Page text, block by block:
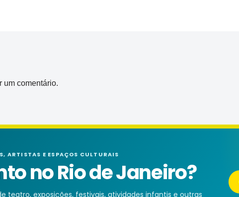
um comentário.
ARTISTAS E ESPAÇOS CULTURAIS
no Rio de Janeiro?
teatro, exposições, festivais, atividades infantis e outras